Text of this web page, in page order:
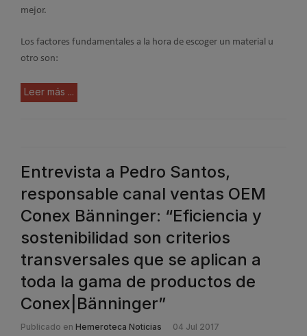
mejor.
Los factores fundamentales a la hora de escoger un material u
otro son:
Leer más ...
Entrevista a Pedro Santos,
responsable canal ventas OEM
Conex Bänninger: “Eficiencia y
sostenibilidad son criterios
transversales que se aplican a
toda la gama de productos de
Conex|Bänninger”
Publicado en Hemeroteca Noticias 04 Jul 2017